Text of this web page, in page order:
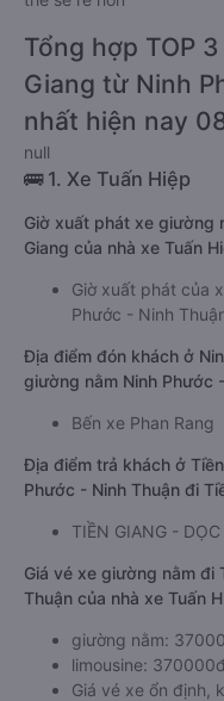
Tổng hợp TOP
Giang từ Ninh
nhất hiện nay
null
🚌 1. Xe Tuấn Hiệp
Giờ xuất phát xe giường
Giang của nhà xe Tuấn
Giờ xuất phát của
Phước - Ninh
Địa điểm đón khách ở
giường nằm Ninh Phước
Bến xe Phan Rang
Địa điểm trả khách ở
Phước - Ninh Thuận đi
TIỀN GIANG -
Giá vé xe giường nằm đi
Thuận của nhà xe Tuấn
giường nằm:
limousine:
Giá vé xe ổn định,